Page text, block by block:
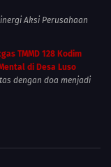
Aksi Perusahaan
TMMD 128 Kodim
di Desa Luso
dengan doa menjadi